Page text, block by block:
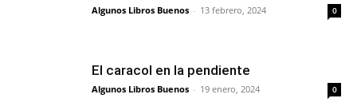
Algunos Libros Buenos - 13 febrero, 2024 0
El caracol en la pendiente
Algunos Libros Buenos - 19 enero, 2024 0